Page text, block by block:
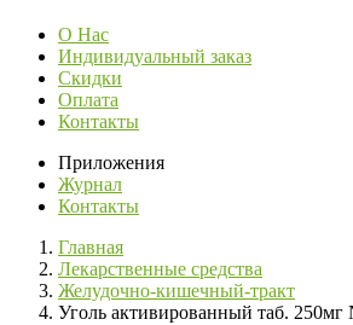
О Нас
Индивидуальный заказ
Скидки
Оплата
Контакты
Приложения
Журнал
Контакты
Главная
Лекарственные средства
Желудочно-кишечный-тракт
Уголь активированный таб.